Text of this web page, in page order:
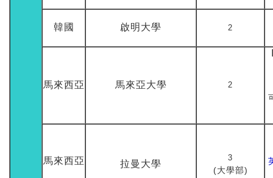
韓國 啟明大學 2
馬來西亞 馬來亞大學 2
馬來西亞 拉曼大學
3
(大學部)